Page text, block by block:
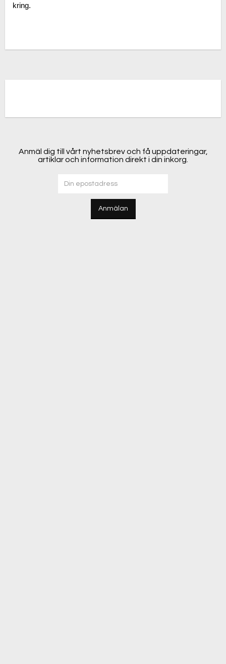
kring.
Anmäl dig till vårt nyhetsbrev och få uppdateringar,
artiklar och information direkt i din inkorg.
Anmälan